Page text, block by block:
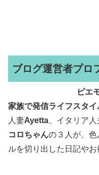
ブログ運営者プロ
ピエ
家族で発信ライフスタイ
人妻Ayetta 、イタリア人
コロちゃんの３人が、
ルを切り出した日記や